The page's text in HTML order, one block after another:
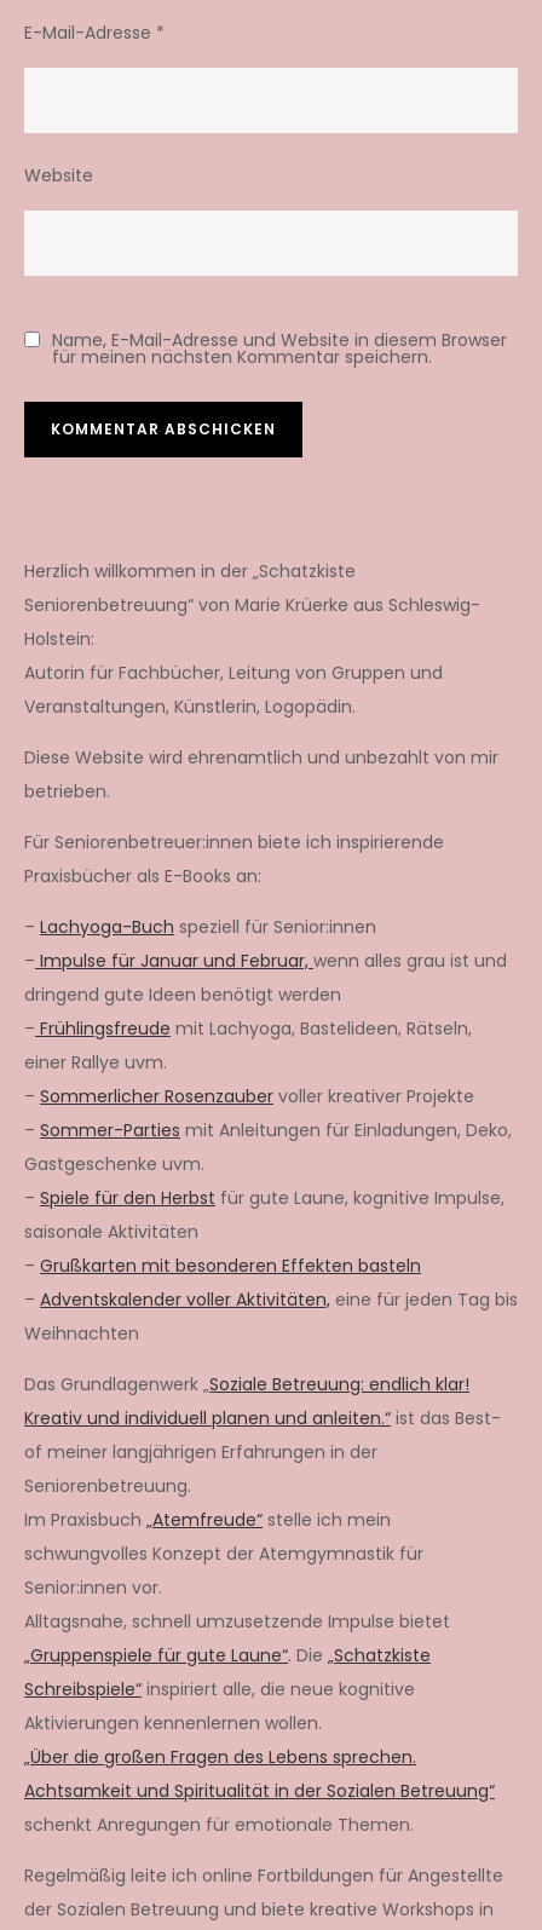
E-Mail-Adresse *
Website
Name, E-Mail-Adresse und Website in diesem Browser
für meinen nächsten Kommentar speichern.
Herzlich willkommen in der „Schatzkiste
Seniorenbetreuung“ von Marie Krüerke aus Schleswig-
Holstein:
Autorin für Fachbücher, Leitung von Gruppen und
Veranstaltungen, Künstlerin, Logopädin.
Diese Website wird ehrenamtlich und unbezahlt von mir
betrieben.
Für Seniorenbetreuer:innen biete ich inspirierende
Praxisbücher als E-Books an:
– Lachyoga-Buch speziell für Senior:innen
– Impulse für Januar und Februar, wenn alles grau ist und
dringend gute Ideen benötigt werden
– Frühlingsfreude mit Lachyoga, Bastelideen, Rätseln,
einer Rallye uvm.
– Sommerlicher Rosenzauber voller kreativer Projekte
– Sommer-Parties mit Anleitungen für Einladungen, Deko,
Gastgeschenke uvm.
– Spiele für den Herbst für gute Laune, kognitive Impulse,
saisonale Aktivitäten
– Grußkarten mit besonderen Effekten basteln
– Adventskalender voller Aktivitäten, eine für jeden Tag bis
Weihnachten
Das Grundlagenwerk „Soziale Betreuung: endlich klar!
Kreativ und individuell planen und anleiten.“ ist das Best-
of meiner langjährigen Erfahrungen in der
Seniorenbetreuung.
Im Praxisbuch „Atemfreude“ stelle ich mein
schwungvolles Konzept der Atemgymnastik für
Senior:innen vor.
Alltagsnahe, schnell umzusetzende Impulse bietet
„Gruppenspiele für gute Laune“. Die „Schatzkiste
Schreibspiele“ inspiriert alle, die neue kognitive
Aktivierungen kennenlernen wollen.
„Über die großen Fragen des Lebens sprechen.
Achtsamkeit und Spiritualität in der Sozialen Betreuung“
schenkt Anregungen für emotionale Themen.
Regelmäßig leite ich online Fortbildungen für Angestellte
der Sozialen Betreuung und biete kreative Workshops in